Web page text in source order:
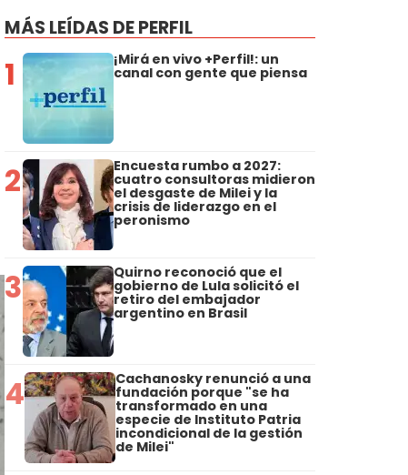
MÁS LEÍDAS DE PERFIL
1 ¡Mirá en vivo +Perfil!: un
canal con gente que piensa
2 Encuesta rumbo a 2027:
cuatro consultoras midieron
el desgaste de Milei y la
crisis de liderazgo en el
peronismo
3 Quirno reconoció que el
gobierno de Lula solicitó el
retiro del embajador
argentino en Brasil
4 Cachanosky renunció a una
fundación porque "se ha
transformado en una
especie de Instituto Patria
incondicional de la gestión
de Milei"